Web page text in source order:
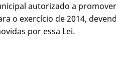
autorizado a
o exercício de 2014,
por essa Lei.